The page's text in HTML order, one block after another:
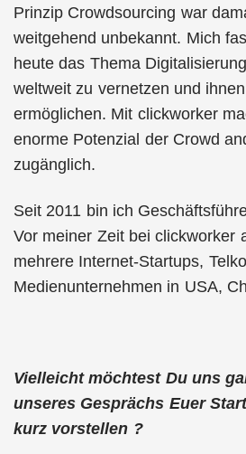
Prinzip Crowdsourcing war
weitgehend unbekannt. Mich
heute das Thema
weltweit zu vernetzen und
ermöglichen. Mit clickworker
enorme Potenzial der Crowd
zugänglich.
Seit 2011 bin ich
Vor meiner Zeit bei clickworker
mehrere Internet-Startups,
Medienunternehmen in USA,
Vielleicht möchtest Du uns
unseres Gesprächs Euer
kurz vorstellen ?